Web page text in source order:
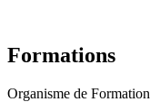
Formations
Organisme de Formation